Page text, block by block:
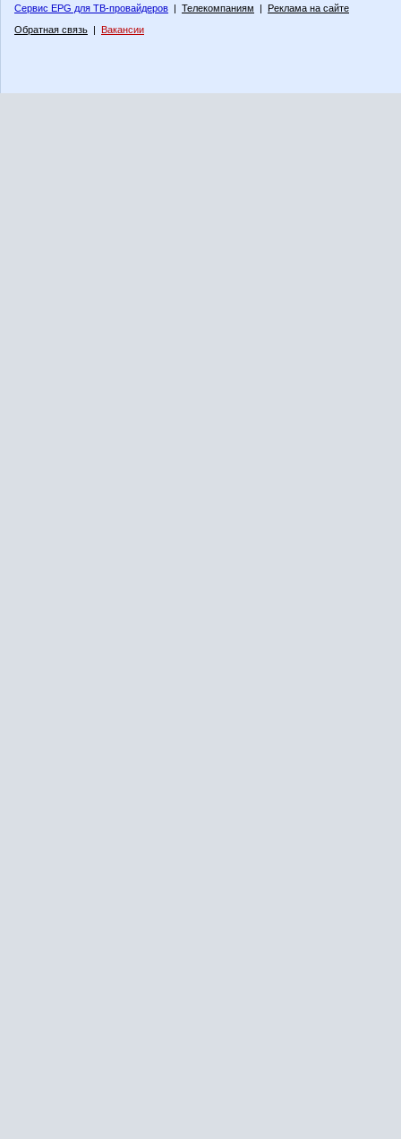
Сервис EPG для ТВ-провайдеров | Телекомпаниям | Реклама на сайте
Обратная связь | Вакансии